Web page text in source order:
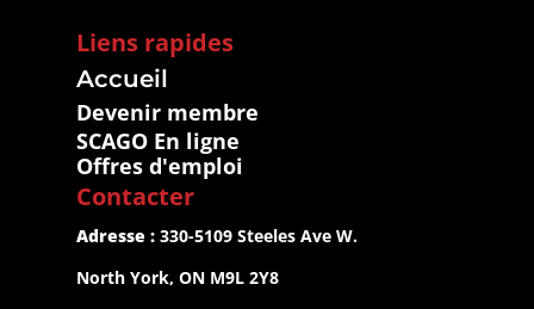
Liens rapides
Accueil
Devenir membre
SCAGO En ligne
Offres d'emploi
Contacter
Adresse : 330-5109 Steeles Ave W.
North York, ON M9L 2Y8